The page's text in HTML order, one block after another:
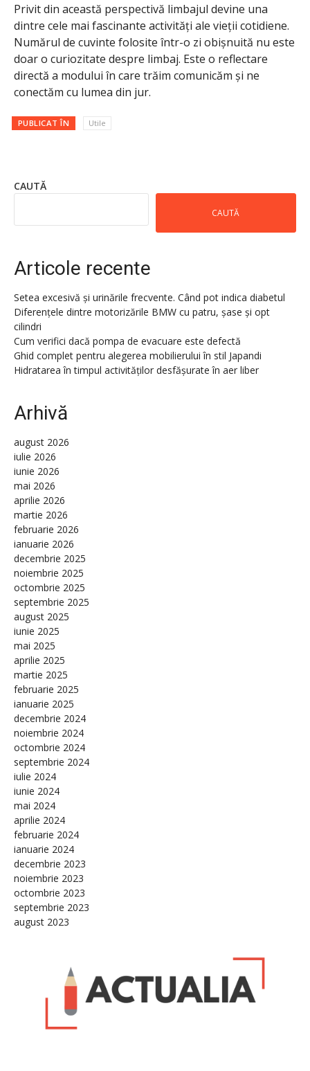
Privit din această perspectivă limbajul devine una
dintre cele mai fascinante activități ale vieții cotidiene.
Numărul de cuvinte folosite într-o zi obișnuită nu este
doar o curiozitate despre limbaj. Este o reflectare
directă a modului în care trăim comunicăm și ne
conectăm cu lumea din jur.
PUBLICAT ÎN Utile
CAUTĂ
CAUTĂ
Articole recente
Setea excesivă și urinările frecvente. Când pot indica diabetul
Diferențele dintre motorizările BMW cu patru, șase și opt
cilindri
Cum verifici dacă pompa de evacuare este defectă
Ghid complet pentru alegerea mobilierului în stil Japandi
Hidratarea în timpul activităților desfășurate în aer liber
Arhivă
august 2026
iulie 2026
iunie 2026
mai 2026
aprilie 2026
martie 2026
februarie 2026
ianuarie 2026
decembrie 2025
noiembrie 2025
octombrie 2025
septembrie 2025
august 2025
iunie 2025
mai 2025
aprilie 2025
martie 2025
februarie 2025
ianuarie 2025
decembrie 2024
noiembrie 2024
octombrie 2024
septembrie 2024
iulie 2024
iunie 2024
mai 2024
aprilie 2024
februarie 2024
ianuarie 2024
decembrie 2023
noiembrie 2023
octombrie 2023
septembrie 2023
august 2023